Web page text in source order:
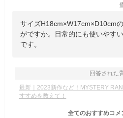
サイズH18cm×W17cm×D10cm
がですか。日常的にも使いやす
です。
回答された
最新｜2023新作など！MYSTERY
すすめを教えて！
全てのおすすめコメ